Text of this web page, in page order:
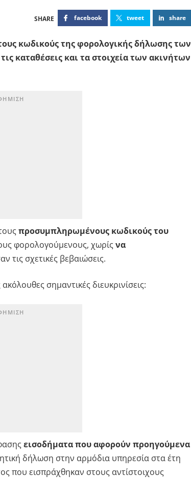
facebook tweet share
κωδικούς της φορολογικής δήλωσης των
καταθέσεις και τα στοιχεία των ακινήτων
προσυμπληρωμένους κωδικούς του
φορολογούμενους, χωρίς να
τις σχετικές βεβαιώσεις.
ακόλουθες σημαντικές διευκρινίσεις:
εισοδήματα που αφορούν προηγούμενα
δήλωση στην αρμόδια υπηρεσία στα έτη
που εισπράχθηκαν στους αντίστοιχους